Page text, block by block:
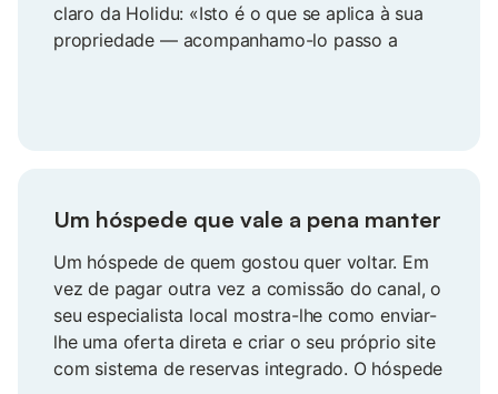
claro da Holidu: «Isto é o que se aplica à sua
propriedade — acompanhamo-lo passo a
Um hóspede que vale a pena manter
Um hóspede de quem gostou quer voltar. Em
vez de pagar outra vez a comissão do canal, o
seu especialista local mostra-lhe como enviar-
lhe uma oferta direta e criar o seu próprio site
com sistema de reservas integrado. O hóspede